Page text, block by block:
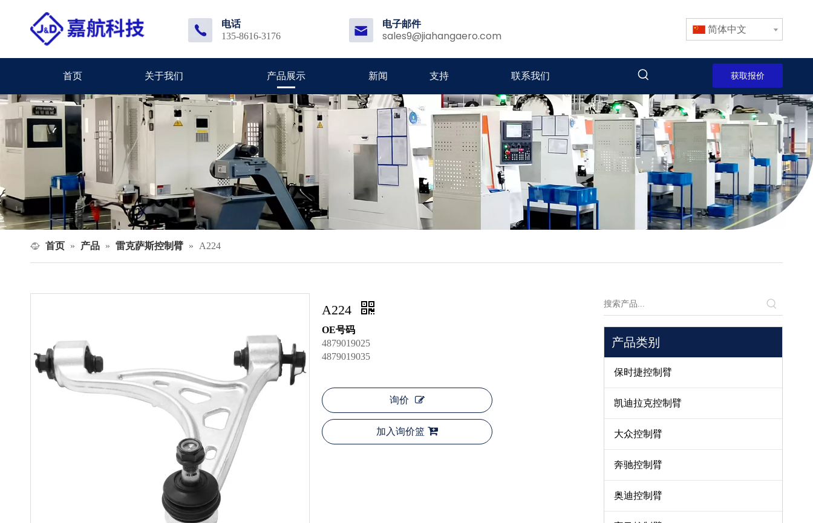
电话
135-8616-3176
电子邮件
sales9@jiahangaero.com 简体中文
首页 关于我们 产品展示 新闻 支持 联系我们 获取报价
首页 » 产品 » 雷克萨斯控制臂 » A224
A224
OE号码
4879019025
4879019035
询价
加入询价篮
产品类别
保时捷控制臂
凯迪拉克控制臂
大众控制臂
奔驰控制臂
奥迪控制臂